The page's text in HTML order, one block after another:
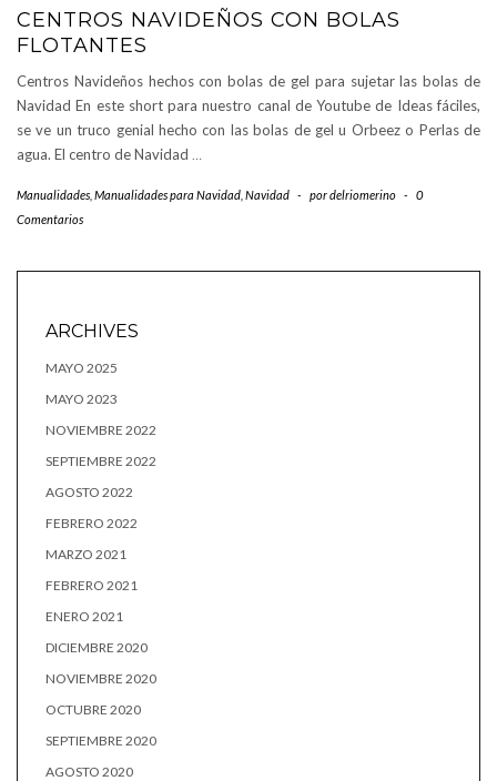
CENTROS NAVIDEÑOS CON BOLAS
FLOTANTES
Centros Navideños hechos con bolas de gel para sujetar las bolas de
Navidad En este short para nuestro canal de Youtube de Ideas fáciles,
se ve un truco genial hecho con las bolas de gel u Orbeez o Perlas de
agua. El centro de Navidad …
Manualidades Manualidades para Navidad Navidad - pordelriomerino -
0
Comentarios
ARCHIVES
MAYO 2025
MAYO 2023
NOVIEMBRE 2022
SEPTIEMBRE 2022
AGOSTO 2022
FEBRERO 2022
MARZO 2021
FEBRERO 2021
ENERO 2021
DICIEMBRE 2020
NOVIEMBRE 2020
OCTUBRE 2020
SEPTIEMBRE 2020
AGOSTO 2020